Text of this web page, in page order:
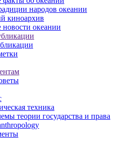
народов океании
киноархив
новости океании
техника
теории государства и права